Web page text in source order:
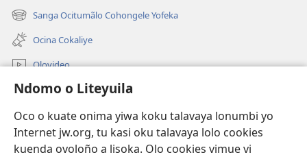
Ndomo o Liteyuila
Oco o kuate onima yiwa koku talavaya lonumbi yo
Internet jw.org, tu kasi oku talavaya lolo cookies
kuenda ovoloño a lisoka. Olo cookies vimue vi
onjanela
yokaliye)
Sanga Ocitumãlo Cohongele Yofeka
(yikula
onjanela
yokaliye)
Ocina Cokaliye
Olovideo
Videos with Audio Descriptions
Sandiliya
Ekuatiso